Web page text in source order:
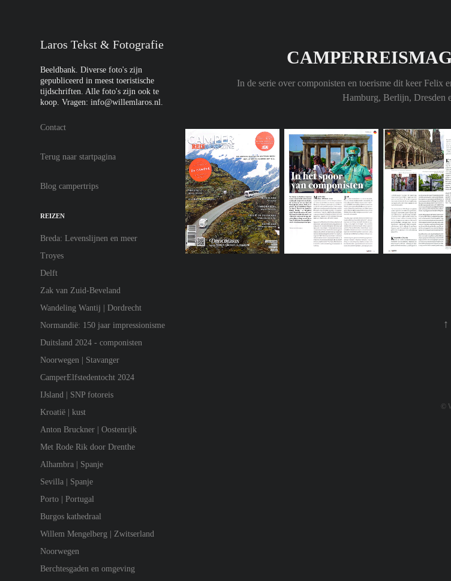
Laros Tekst & Fotografie
Beeldbank. Diverse foto's zijn
gepubliceerd in meest toeristische
tijdschriften. Alle foto's zijn ook te
koop. Vragen: info@willemlaros.nl.
Contact
Terug naar startpagina
Blog campertrips
REIZEN
Breda: Levenslijnen en meer
Troyes
Delft
Zak van Zuid-Beveland
Wandeling Wantij | Dordrecht
Normandië: 150 jaar impressionisme
Duitsland 2024 - componisten
Noorwegen | Stavanger
CamperElfstedentocht 2024
IJsland | SNP fotoreis
Kroatië | kust
Anton Bruckner | Oostenrijk
Met Rode Rik door Drenthe
Alhambra | Spanje
Sevilla | Spanje
Porto | Portugal
Burgos kathedraal
Willem Mengelberg | Zwitserland
Noorwegen
Berchtesgaden en omgeving
In de serie over componisten en toerisme dit keer
Hamburg, Berlijn, Dresden
↑
©